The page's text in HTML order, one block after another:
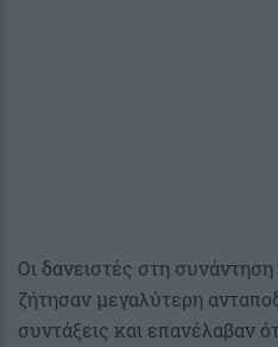
Οι δανειστές στη
ζήτησαν μεγαλύτερη
συντάξεις και επανέλαβαν